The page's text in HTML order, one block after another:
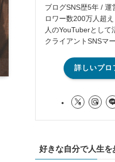
ブログSNS歴5年 / 運
ロワー数200万人超
人のYouTuberとし
クライアントSNSマ
詳しいプロ
好きな自分で人生